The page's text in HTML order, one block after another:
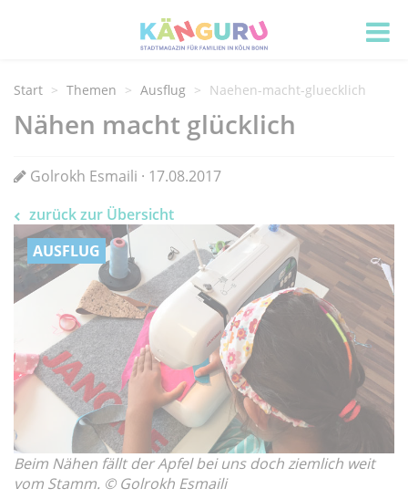
Start Themen Ausflug Naehen-macht-gluecklich
Nähen macht glücklich
Golrokh Esmaili · 17.08.2017
zurück zur Übersicht
AUSFLUG
Beim Nähen fällt der Apfel bei uns doch ziemlich weit
vom Stamm. © Golrokh Esmaili